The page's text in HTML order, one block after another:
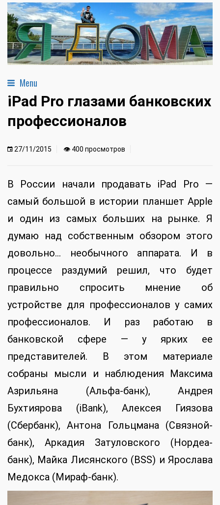
Menu
iPad Pro глазами банковских
профессионалов
27/11/2015 👁 400 просмотров
В России начали продавать iPad Pro —
самый большой в истории планшет Apple
и один из самых больших на рынке. Я
думаю над собственным обзором этого
довольно… необычного аппарата. И в
процессе раздумий решил, что будет
правильно спросить мнение об
устройстве для профессионалов у самих
профессионалов. И раз работаю в
банковской сфере — у ярких ее
представителей. В этом материале
собраны мысли и наблюдения Максима
Азрильяна (Альфа-банк), Андрея
Бухтиярова (iBank), Алексея Гиязова
(Сбербанк), Антона Гольцмана (Связной-
банк), Аркадия Затуловского (Нордеа-
банк), Майка Лисянского (BSS) и Ярослава
Медокса (Мираф-банк).